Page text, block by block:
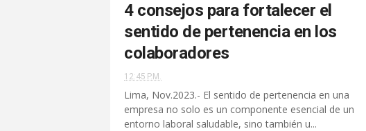
4 consejos para fortalecer el
sentido de pertenencia en los
colaboradores
12:45 P.M.
Lima, Nov.2023.- El sentido de pertenencia en una
empresa no solo es un componente esencial de un
entorno laboral saludable, sino también u...